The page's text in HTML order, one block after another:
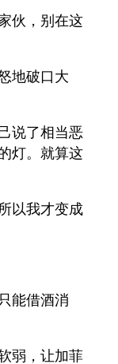
伙，别在这
地破口大
说了相当恶
灯。就算这
以我才变成
能借酒消
弱，让加菲